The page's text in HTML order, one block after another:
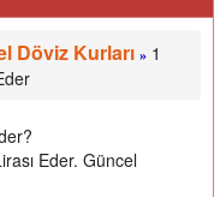
Döviz Kurları » 1
Eder. Güncel